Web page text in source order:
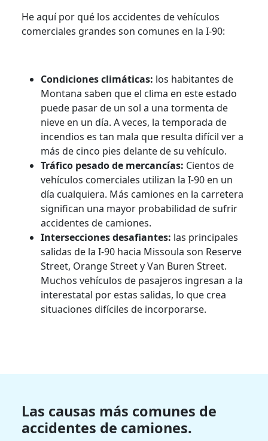
He aquí por qué los accidentes de vehículos
comerciales grandes son comunes en la I-90:
Condiciones climáticas: los habitantes de
Montana saben que el clima en este estado
puede pasar de un sol a una tormenta de
nieve en un día. A veces, la temporada de
incendios es tan mala que resulta difícil ver a
más de cinco pies delante de su vehículo.
Tráfico pesado de mercancías: Cientos de
vehículos comerciales utilizan la I-90 en un
día cualquiera. Más camiones en la carretera
significan una mayor probabilidad de sufrir
accidentes de camiones.
Intersecciones desafiantes: las principales
salidas de la I-90 hacia Missoula son Reserve
Street, Orange Street y Van Buren Street.
Muchos vehículos de pasajeros ingresan a la
interestatal por estas salidas, lo que crea
situaciones difíciles de incorporarse.
Las causas más comunes de
accidentes de camiones.